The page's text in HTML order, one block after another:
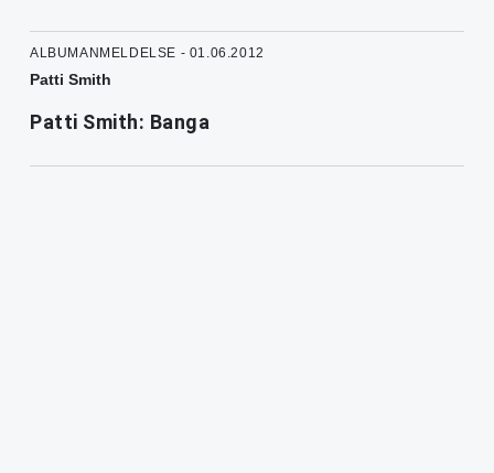
ALBUMANMELDELSE - 01.06.2012
Patti Smith
Patti Smith: Banga